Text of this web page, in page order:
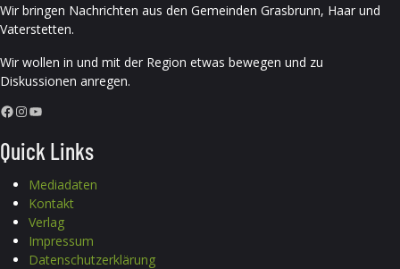
Wir bringen Nachrichten aus den Gemeinden Grasbrunn, Haar und
Vaterstetten.
Wir wollen in und mit der Region etwas bewegen und zu
Diskussionen anregen.
Facebook InstagramYouTube
Quick Links
Mediadaten
Kontakt
Verlag
Impressum
Datenschutzerklärung